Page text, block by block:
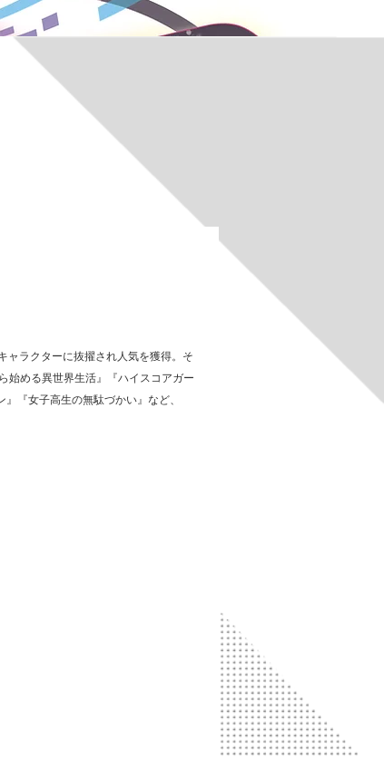
ャラクターに抜擢され人気を獲得。そ
始める異世界生活』『ハイスコアガー
『女子高生の無駄づかい』など、